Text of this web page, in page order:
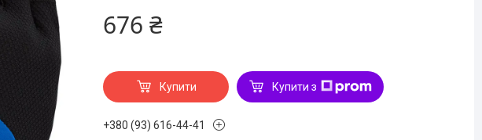
676 ₴
Купити Купити з
+380 (93) 616-44-41